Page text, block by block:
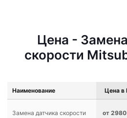
Цена -
скорости
Наименование Цена в
Замена датчика скорости от